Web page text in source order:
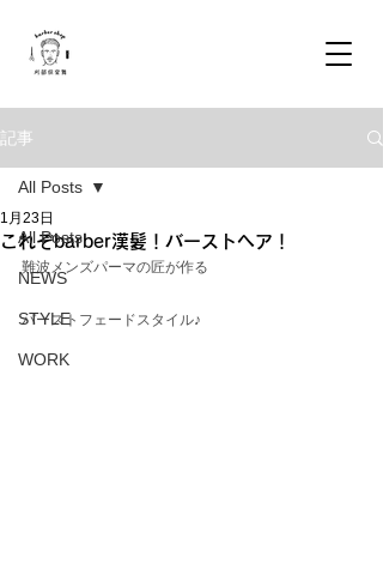
記事
All Posts
NEWS
STYLE
WORK
All Posts
これぞbarber漢髪！バーストヘア！
1月23日
難波メンズパーマの匠が作る
バーストフェードスタイル♪